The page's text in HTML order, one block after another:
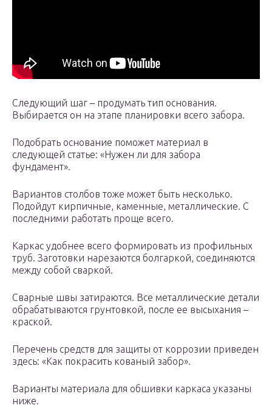
Следующий шаг – продумать тип основания.
Выбирается он на этапе планировки всего забора.
Подобрать основание поможет материал в
следующей статье: «Нужен ли для забора
фундамент».
Вариантов столбов тоже может быть несколько.
Подойдут кирпичные, каменные, металлические. С
последними работать проще всего.
Каркас удобнее всего формировать из профильных
труб. Заготовки нарезаются болгаркой, соединяются
между собой сваркой.
Сварные швы затираются. Все металлические детали
обрабатываются грунтовкой, после ее высыхания –
краской.
Перечень средств для защиты от коррозии приведен
здесь: «Как покрасить кованый забор».
Варианты материала для обшивки каркаса указаны
ниже.